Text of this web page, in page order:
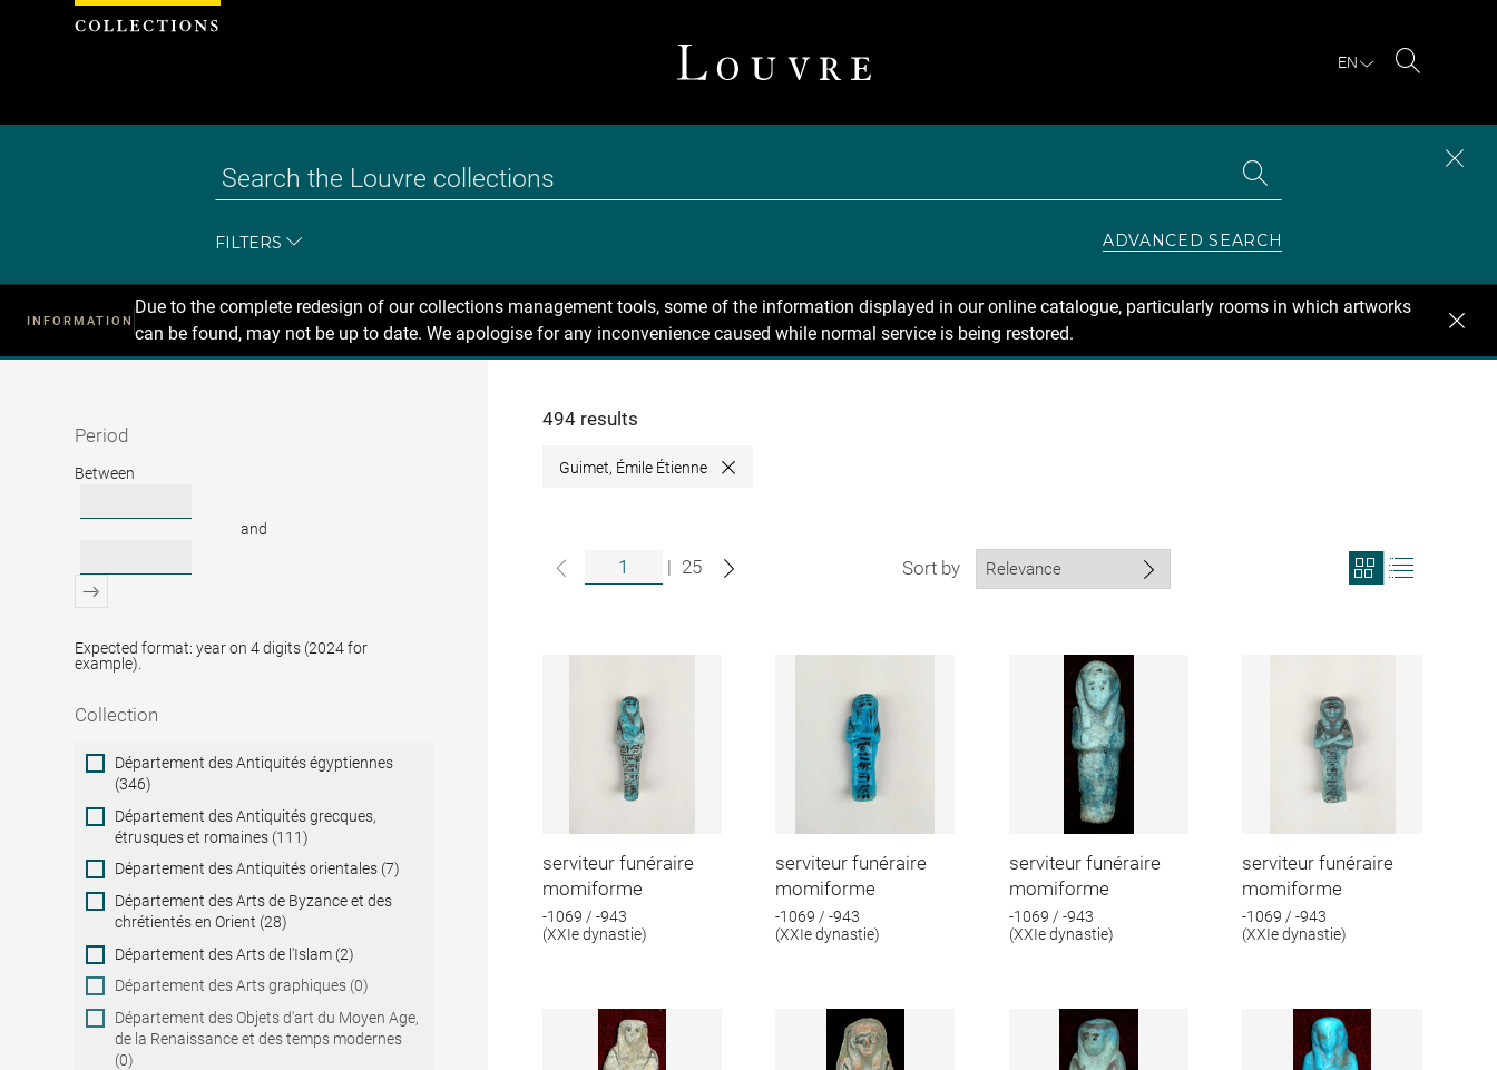
EN
FILTERS ADVANCED SEARCH
INFORMATION
Due to the complete redesign of our collections management tools, some of the information displayed in our online catalogue, particularly rooms in which artworks
can be found, may not be up to date. We apologise for any inconvenience caused while normal service is being restored.
Recherche
Period
Period
Between
and
Expected format: year on 4 digits (2024 for
example).
Collection
Collection
Département des Antiquités égyptiennes
(346)
Département des Antiquités grecques,
étrusques et romaines (111)
Département des Antiquités orientales (7)
Département des Arts de Byzance et des
chrétientés en Orient (28)
Département des Arts de l'Islam (2)
Département des Arts graphiques (0)
Département des Objets d'art du Moyen Age,
de la Renaissance et des temps modernes
(0)
494 results
Guimet, Émile Étienne Close
| 25 Sort by
View
search
format
serviteur funéraire
momiforme
-1069 / -943
(XXIe dynastie)
serviteur funéraire
momiforme
-1069 / -943
(XXIe dynastie)
serviteur funéraire
momiforme
-1069 / -943
(XXIe dynastie)
serviteur funéraire
momiforme
-1069 / -943
(XXIe dynastie)
Cookies management panel